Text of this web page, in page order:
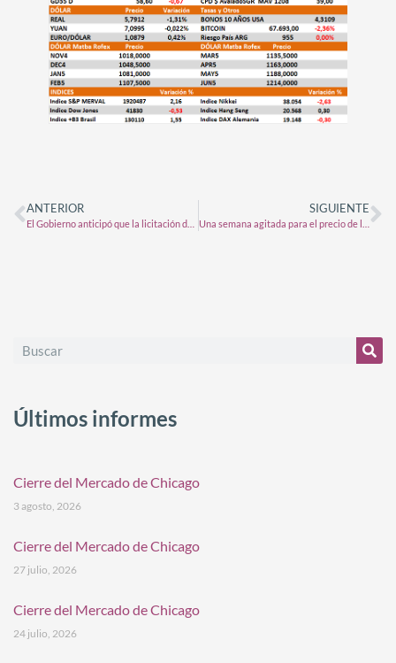
ANTERIOR SIGUIENTE
Últimos informes
Cierre del Mercado de Chicago
3 agosto, 2026
Cierre del Mercado de Chicago
27 julio, 2026
Cierre del Mercado de Chicago
24 julio, 2026